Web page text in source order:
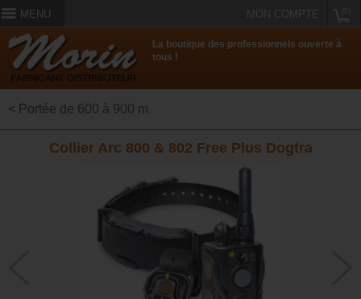
MENU MON COMPTE
La boutique des professionnels ouverte à
tous !
< Portée de 600 à 900 m
Collier Arc 800 & 802 Free Plus Dogtra